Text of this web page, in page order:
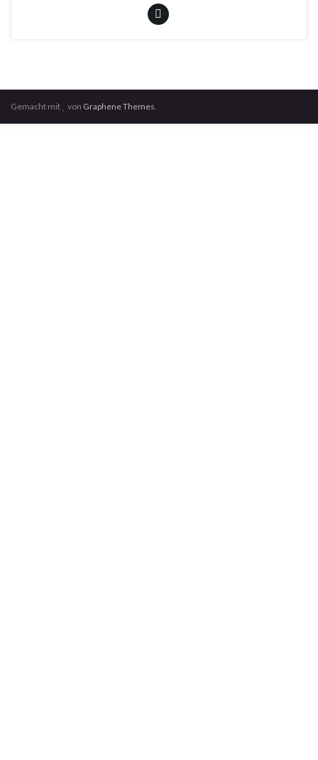
Gemacht mit von Graphene Themes